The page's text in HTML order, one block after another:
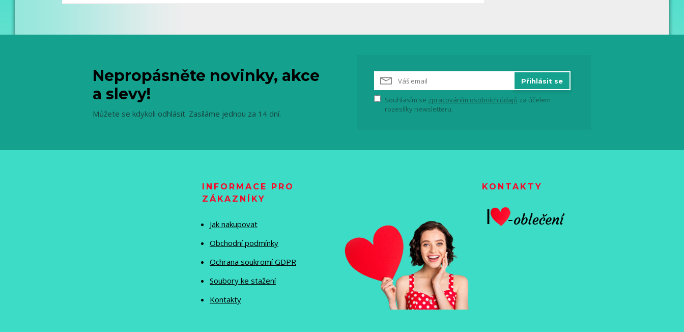
Nepropásněte novinky, akce
a slevy!
Můžete se kdykoli odhlásit. Zasíláme jednou za 14 dní.
Přihlásit se
Souhlasím se zpracováním osobních údajů za účelem
rozesílky newsletteru.
INFORMACE PRO
ZÁKAZNÍKY
Jak nakupovat
Obchodní podmínky
Ochrana soukromí GDPR
Soubory ke stažení
Kontakty
KONTAKTY